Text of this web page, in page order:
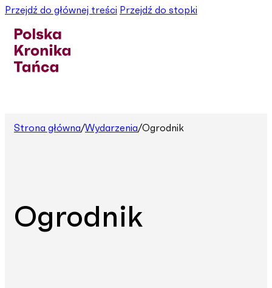
Przejdź do głównej treści Przejdź do stopki
Strona główna/Wydarzenia/Ogrodnik
Ogrodnik